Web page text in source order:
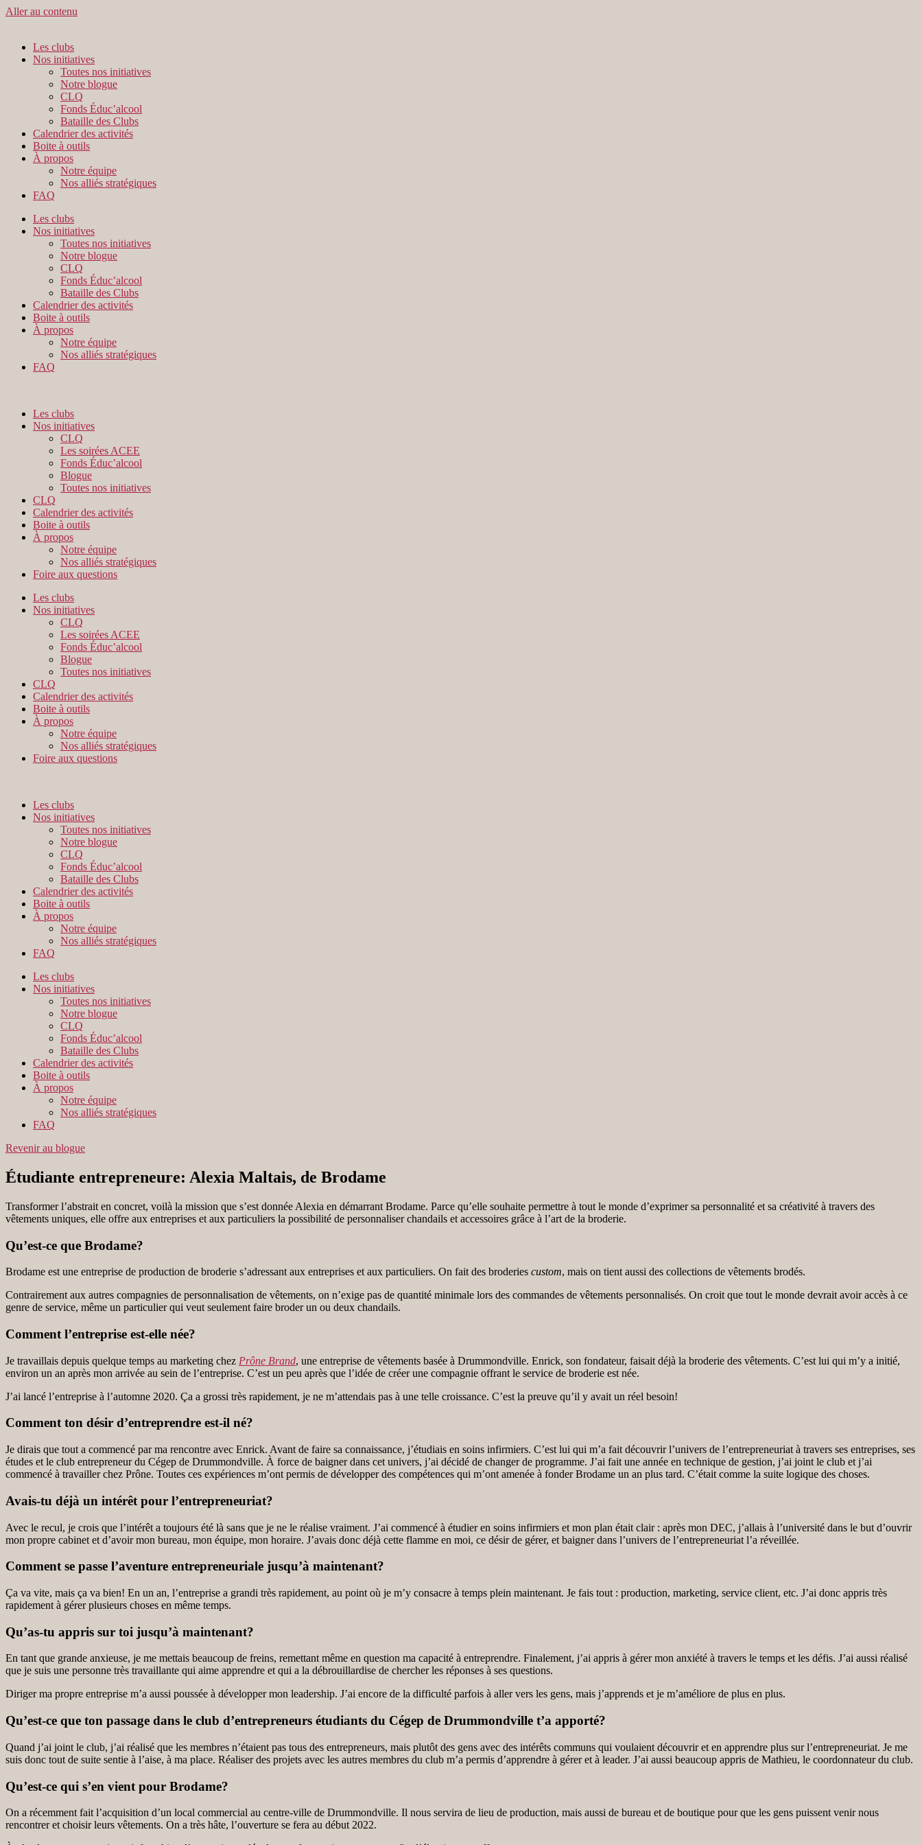
Aller au contenu
Les clubs
Nos initiatives
Toutes nos initiatives
Notre blogue
CLQ
Fonds Éduc’alcool
Bataille des Clubs
Calendrier des activités
Boite à outils
À propos
Notre équipe
Nos alliés stratégiques
FAQ
Les clubs
Nos initiatives
Toutes nos initiatives
Notre blogue
CLQ
Fonds Éduc’alcool
Bataille des Clubs
Calendrier des activités
Boite à outils
À propos
Notre équipe
Nos alliés stratégiques
FAQ
Les clubs
Nos initiatives
CLQ
Les soirées ACEE
Fonds Éduc’alcool
Blogue
Toutes nos initiatives
CLQ
Calendrier des activités
Boite à outils
À propos
Notre équipe
Nos alliés stratégiques
Foire aux questions
Les clubs
Nos initiatives
CLQ
Les soirées ACEE
Fonds Éduc’alcool
Blogue
Toutes nos initiatives
CLQ
Calendrier des activités
Boite à outils
À propos
Notre équipe
Nos alliés stratégiques
Foire aux questions
Les clubs
Nos initiatives
Toutes nos initiatives
Notre blogue
CLQ
Fonds Éduc’alcool
Bataille des Clubs
Calendrier des activités
Boite à outils
À propos
Notre équipe
Nos alliés stratégiques
FAQ
Les clubs
Nos initiatives
Toutes nos initiatives
Notre blogue
CLQ
Fonds Éduc’alcool
Bataille des Clubs
Calendrier des activités
Boite à outils
À propos
Notre équipe
Nos alliés stratégiques
FAQ
Revenir au blogue
Étudiante entrepreneure: Alexia Maltais, de Brodame
Transformer l’abstrait en concret, voilà la mission que s’est donnée Alexia en démarrant Brodame. Parce qu’elle souhaite permettre à tout le monde d’exprimer sa personnalité et sa créativité à travers des
vêtements uniques, elle offre aux entreprises et aux particuliers la possibilité de personnaliser chandails et accessoires grâce à l’art de la broderie.
Qu’est-ce que Brodame?
Brodame est une entreprise de production de broderie s’adressant aux entreprises et aux particuliers. On fait des broderies custom, mais on tient aussi des collections de vêtements brodés.
Contrairement aux autres compagnies de personnalisation de vêtements, on n’exige pas de quantité minimale lors des commandes de vêtements personnalisés. On croit que tout le monde devrait avoir accès à ce
genre de service, même un particulier qui veut seulement faire broder un ou deux chandails.
Comment l’entreprise est-elle née?
Je travaillais depuis quelque temps au marketing chez Prône Brand, une entreprise de vêtements basée à Drummondville. Enrick, son fondateur, faisait déjà la broderie des vêtements. C’est lui qui m’y a initié,
environ un an après mon arrivée au sein de l’entreprise. C’est un peu après que l’idée de créer une compagnie offrant le service de broderie est née.
J’ai lancé l’entreprise à l’automne 2020. Ça a grossi très rapidement, je ne m’attendais pas à une telle croissance. C’est la preuve qu’il y avait un réel besoin!
Comment ton désir d’entreprendre est-il né?
Je dirais que tout a commencé par ma rencontre avec Enrick. Avant de faire sa connaissance, j’étudiais en soins infirmiers. C’est lui qui m’a fait découvrir l’univers de l’entrepreneuriat à travers ses entreprises, ses
études et le club entrepreneur du Cégep de Drummondville. À force de baigner dans cet univers, j’ai décidé de changer de programme. J’ai fait une année en technique de gestion, j’ai joint le club et j’ai
commencé à travailler chez Prône. Toutes ces expériences m’ont permis de développer des compétences qui m’ont amenée à fonder Brodame un an plus tard. C’était comme la suite logique des choses.
Avais-tu déjà un intérêt pour l’entrepreneuriat?
Avec le recul, je crois que l’intérêt a toujours été là sans que je ne le réalise vraiment. J’ai commencé à étudier en soins infirmiers et mon plan était clair : après mon DEC, j’allais à l’université dans le but d’ouvrir
mon propre cabinet et d’avoir mon bureau, mon équipe, mon horaire. J’avais donc déjà cette flamme en moi, ce désir de gérer, et baigner dans l’univers de l’entrepreneuriat l’a réveillée.
Comment se passe l’aventure entrepreneuriale jusqu’à maintenant?
Ça va vite, mais ça va bien! En un an, l’entreprise a grandi très rapidement, au point où je m’y consacre à temps plein maintenant. Je fais tout : production, marketing, service client, etc. J’ai donc appris très
rapidement à gérer plusieurs choses en même temps.
Qu’as-tu appris sur toi jusqu’à maintenant?
En tant que grande anxieuse, je me mettais beaucoup de freins, remettant même en question ma capacité à entreprendre. Finalement, j’ai appris à gérer mon anxiété à travers le temps et les défis. J’ai aussi réalisé
que je suis une personne très travaillante qui aime apprendre et qui a la débrouillardise de chercher les réponses à ses questions.
Diriger ma propre entreprise m’a aussi poussée à développer mon leadership. J’ai encore de la difficulté parfois à aller vers les gens, mais j’apprends et je m’améliore de plus en plus.
Qu’est-ce que ton passage dans le club d’entrepreneurs étudiants du Cégep de Drummondville t’a apporté?
Quand j’ai joint le club, j’ai réalisé que les membres n’étaient pas tous des entrepreneurs, mais plutôt des gens avec des intérêts communs qui voulaient découvrir et en apprendre plus sur l’entrepreneuriat. Je me
suis donc tout de suite sentie à l’aise, à ma place. Réaliser des projets avec les autres membres du club m’a permis d’apprendre à gérer et à leader. J’ai aussi beaucoup appris de Mathieu, le coordonnateur du club.
Qu’est-ce qui s’en vient pour Brodame?
On a récemment fait l’acquisition d’un local commercial au centre-ville de Drummondville. Il nous servira de lieu de production, mais aussi de bureau et de boutique pour que les gens puissent venir nous
rencontrer et choisir leurs vêtements. On a très hâte, l’ouverture se fera au début 2022.